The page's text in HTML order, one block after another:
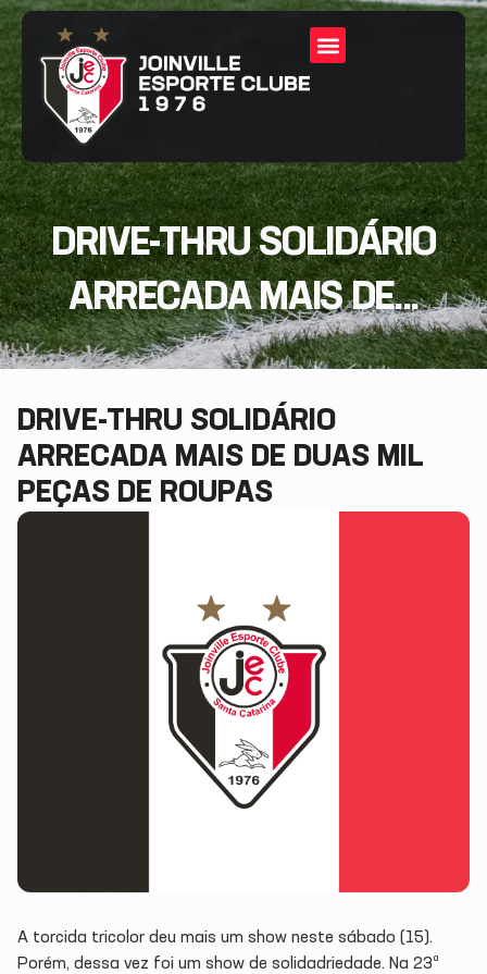
DRIVE-THRU SOLIDÁRIO
ARRECADA MAIS DE...
DRIVE-THRU SOLIDÁRIO
ARRECADA MAIS DE DUAS MIL
PEÇAS DE ROUPAS
A torcida tricolor deu mais um show neste sábado (15).
Porém, dessa vez foi um show de solidadriedade. Na 23ª